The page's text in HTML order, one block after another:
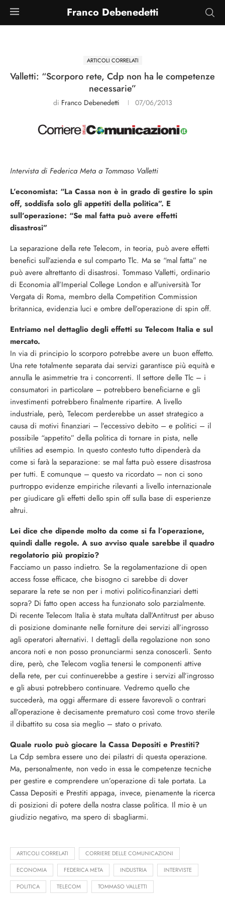
Franco Debenedetti
ARTICOLI CORRELATI
Valletti: “Scorporo rete, Cdp non ha le competenze
necessarie”
di Franco Debenedetti 07/06/2013
Intervista di Federica Meta a Tommaso Valletti
L’economista: “La Cassa non è in grado di gestire lo spin
off, soddisfa solo gli appetiti della politica”. E
sull’operazione: “Se mal fatta può avere effetti
disastrosi”
La separazione della rete Telecom, in teoria, può avere effetti
benefici sull’azienda e sul comparto Tlc. Ma se “mal fatta” ne
può avere altrettanto di disastrosi. Tommaso Valletti, ordinario
di Economia all’Imperial College London e all’università Tor
Vergata di Roma, membro della Competition Commission
britannica, evidenzia luci e ombre dell’operazione di spin off.
Entriamo nel dettaglio degli effetti su Telecom Italia e sul
mercato.
In via di principio lo scorporo potrebbe avere un buon effetto.
Una rete totalmente separata dai servizi garantisce più equità e
annulla le asimmetrie tra i concorrenti. Il settore delle Tlc – i
consumatori in particolare – potrebbero beneficiarne e gli
investimenti potrebbero finalmente ripartire. A livello
industriale, però, Telecom perderebbe un asset strategico a
causa di motivi finanziari – l’eccessivo debito – e politici – il
possibile “appetito” della politica di tornare in pista, nelle
utilities ad esempio. In questo contesto tutto dipenderà da
come si farà la separazione: se mal fatta può essere disastrosa
per tutti. E comunque – questo va ricordato – non ci sono
purtroppo evidenze empiriche rilevanti a livello internazionale
per giudicare gli effetti dello spin off sulla base di esperienze
altrui.
Lei dice che dipende molto da come si fa l’operazione,
quindi dalle regole. A suo avviso quale sarebbe il quadro
regolatorio più propizio?
Facciamo un passo indietro. Se la regolamentazione di open
access fosse efficace, che bisogno ci sarebbe di dover
separare la rete se non per i motivi politico-finanziari detti
sopra? Di fatto open access ha funzionato solo parzialmente.
Di recente Telecom Italia è stata multata dall’Antitrust per abuso
di posizione dominante nelle forniture dei servizi all’ingrosso
agli operatori alternativi. I dettagli della regolazione non sono
ancora noti e non posso pronunciarmi senza conoscerli. Sento
dire, però, che Telecom voglia tenersi le componenti attive
della rete, per cui continuerebbe a gestire i servizi all’ingrosso
e gli abusi potrebbero continuare. Vedremo quello che
succederà, ma oggi affermare di essere favorevoli o contrari
all’operazione è decisamente prematuro così come trovo sterile
il dibattito su cosa sia meglio – stato o privato.
Quale ruolo può giocare la Cassa Depositi e Prestiti?
La Cdp sembra essere uno dei pilastri di questa operazione.
Ma, personalmente, non vedo in essa le competenze tecniche
per gestire e comprendere un’operazione di tale portata. La
Cassa Depositi e Prestiti appaga, invece, pienamente la ricerca
di posizioni di potere della nostra classe politica. Il mio è un
giudizio negativo, ma spero di sbagliarmi.
ARTICOLI CORRELATI CORRIERE DELLE COMUNICAZIONI
ECONOMIA FEDERICA META INDUSTRIA INTERVISTE
POLITICA TELECOM TOMMASO VALLETTI